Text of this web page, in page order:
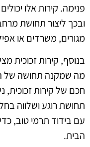
פנימה. קירות אלו
ובכך ליצור תחושת
מגורים, משרדים או
בנוסף, קירות זכוכית
מה שמקנה תחושה של
חכם של קירות זכוכית,
תחושת רוגע ושלווה
עם בידוד תרמי טוב,
הבית.